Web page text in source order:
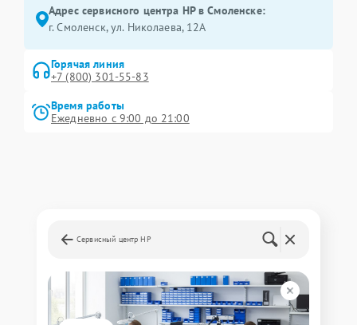
Адрес сервисного центра HP в Смоленске:
г. Смоленск, ул. Николаева, 12А
Горячая линия
+7 (800) 301-55-83
Время работы
Ежедневно с 9:00 до 21:00
Сервисный центр HP